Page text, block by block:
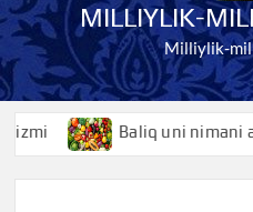
MILLIYLIK-
Milliylik-
Baliq uni nimani